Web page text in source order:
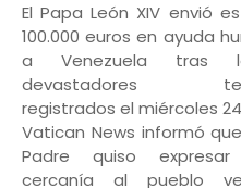
El Papa León XIV envió
100.000 euros en ayuda
a Venezuela tras
devastadores
registrados el miércoles
Vatican News informó
Padre quiso
cercanía al pueblo